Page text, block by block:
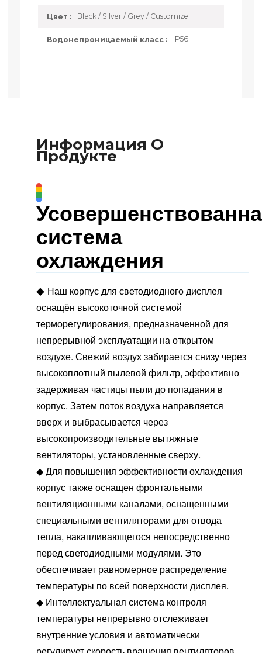
Цвет : Black / Silver / Grey / Customize
Водонепроницаемый класс : IP56
Информация О
Продукте
система
охлаждения
◆ Наш корпус для светодиодного дисплея
оснащён высокоточной системой
терморегулирования, предназначенной для
непрерывной эксплуатации на открытом
воздухе. Свежий воздух забирается снизу через
высокоплотный пылевой фильтр, эффективно
задерживая частицы пыли до попадания в
корпус. Затем поток воздуха направляется
вверх и выбрасывается через
высокопроизводительные вытяжные
вентиляторы, установленные сверху.
◆Для повышения эффективности охлаждения
корпус также оснащен фронтальными
вентиляционными каналами, оснащенными
специальными вентиляторами для отвода
тепла, накапливающегося непосредственно
перед светодиодными модулями. Это
обеспечивает равномерное распределение
температуры по всей поверхности дисплея.
◆ Интеллектуальная система контроля
температуры непрерывно отслеживает
внутренние условия и автоматически